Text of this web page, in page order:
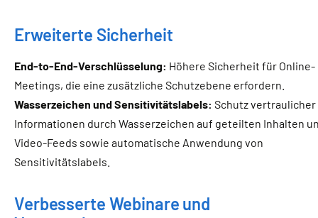
Erweiterte Sicherheit
End-to-End-Verschlüsselung: Höhere Sicherheit für Online-
Meetings, die eine zusätzliche Schutzebene erfordern.
Wasserzeichen und Sensitivitätslabels: Schutz vertraulicher
Informationen durch Wasserzeichen auf geteilten Inhalten
Video-Feeds sowie automatische Anwendung von
Sensitivitätslabels.
Verbesserte Webinare und